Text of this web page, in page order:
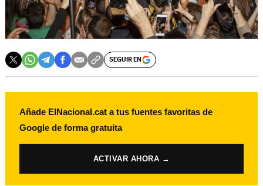
SEGUIR EN
Añade ElNacional.cat a tus fuentes favoritas de
Google de forma gratuita
ACTIVAR AHORA →